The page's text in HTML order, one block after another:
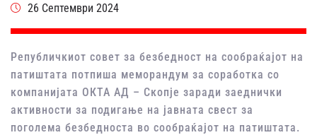
26 Септември 2024
Републичкиот совет за безбедност на сообраќајот на
патиштата потпиша меморандум за соработка со
компанијата ОКТА АД – Скопје заради заеднички
активности за подигање на јавната свест за
поголема безбедноста во сообраќајот на патиштата.